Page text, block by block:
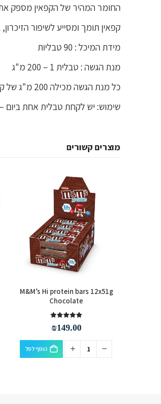
החומר המהיר של הקפאין מספק את
קפאין תומך ומסייע לשיפור
מידת המיכל : 90 טבליות
מנת הגשה : טבלית 1 – 200 מ"ג
כל מנת הגשה מכילה 200 מ"ג של קפאין
שימוש: יש לקחת טבלית אחת ביום – אין
מוצרים קשורים
M&M’s Hi protein bars 12x51g
Chocolate
₪149.00
הוסף לסל